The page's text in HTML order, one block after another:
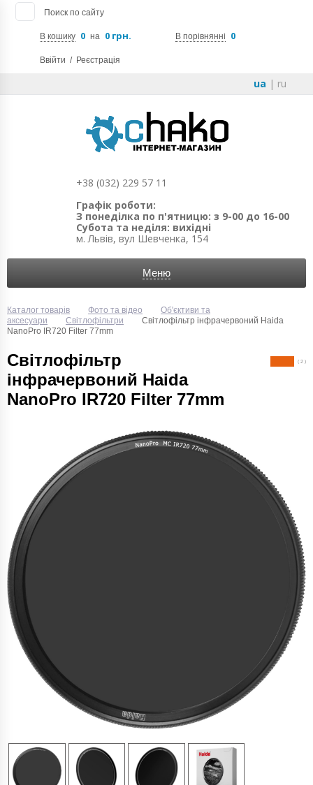
Поиск по сайту
В кошику 0 на 0 грн. В порівнянні 0
Ввійти / Реєстрація
ua | ru
+38 (032) 229 57 11
Графік роботи:
З понеділка по п'ятницю: з 9-00 до 16-00
Субота та неділя: вихідні
м. Львів, вул Шевченка, 154
Меню
Каталог товарів Фото та відео
Об'єктиви та
аксесуари
Світлофільтри
Світлофільтр інфрачервоний Haida
NanoPro IR720 Filter 77mm
Світлофільтр
інфрачервоний Haida
NanoPro IR720 Filter 77mm
( 2 )